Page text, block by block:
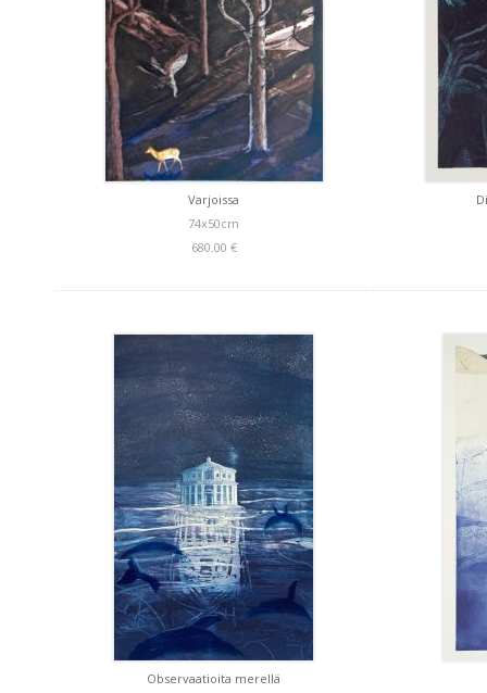
Varjoissa
74x50cm
680.00 €
Observaatioita merellä